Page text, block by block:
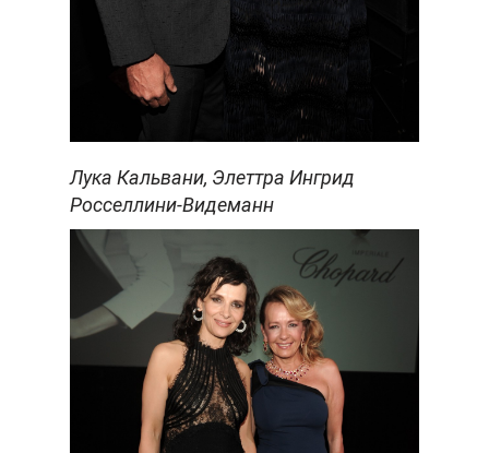
Лука Кальвани, Элеттра Ингрид
Росселлини-Видеманн